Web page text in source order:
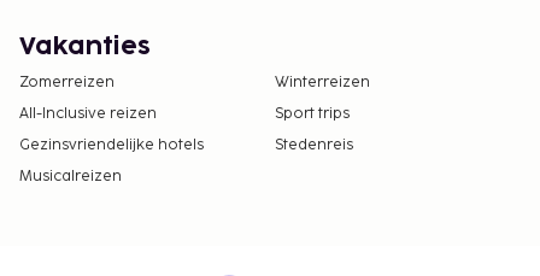
Vakanties
Zomerreizen
Winterreizen
All-Inclusive reizen
Sport trips
Gezinsvriendelijke hotels
Stedenreis
Musicalreizen